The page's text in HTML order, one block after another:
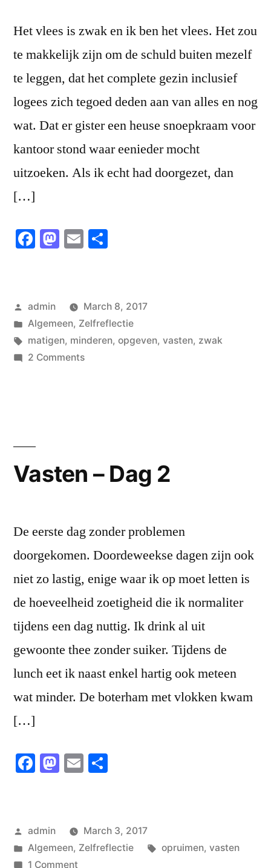
Het vlees is zwak en ik ben het vlees. Het zou
te makkelijk zijn om de schuld buiten mezelf
te leggen, dat het complete gezin inclusief
logees zich tegoed deden aan van alles en nog
wat. Dat er gister een heuse snoepkraam voor
kantoor stond waar eenieder mocht
uitzoeken. Als ik echt had doorgezet, dan
[…]
Facebook
Mastodon
Email
Posted
by
admin
March 8, 2017
Posted
in
Algemeen, Zelfreflectie
Tags:
matigen, minderen, opgeven, vasten, zwak
2 Commentson
Vasten – Dag 2
De eerste dag zonder problemen
doorgekomen. Doordeweekse dagen zijn ook
niet zo lastig, enige waar ik op moet letten is
de hoeveelheid zoetigheid die ik normaliter
tijdens een dag nuttig. Ik drink al uit
gewoonte thee zonder suiker. Tijdens de
lunch eet ik naast enkel hartig ook meteen
wat minder. De boterham met vlokken kwam
[…]
Facebook
Mastodon
Email
Posted
by
admin
March 3, 2017
Posted
in
Algemeen, Zelfreflectie Tags:
opruimen, vasten
1 Commenton